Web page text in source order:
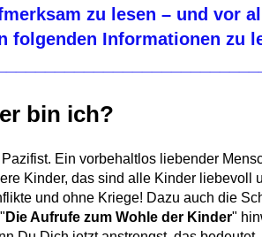
zu lesen – und vor
folgenden Informationen zu
bin ich?
Pazifist. Ein vorbehaltlos liebender
Kinder, das sind alle Kinder liebevoll
und ohne Kriege! Dazu auch die
Die Aufrufe zum Wohle der Kinder"